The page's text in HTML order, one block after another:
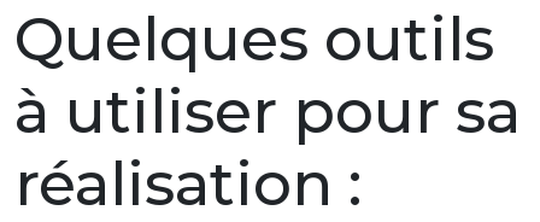
Quelques outils
à utiliser pour sa
réalisation :